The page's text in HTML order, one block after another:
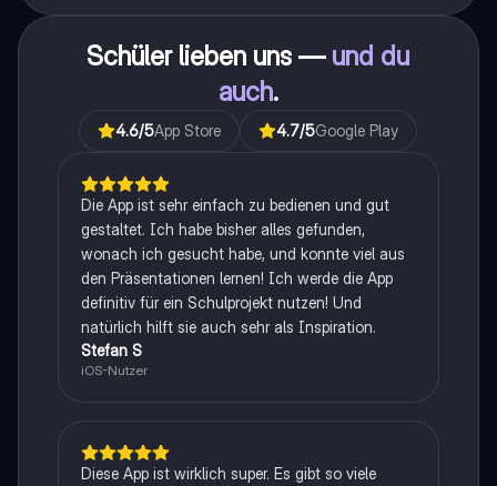
Schüler lieben uns — und du
auch.
4.6/5App Store 4.7/5Google Play
Die App ist sehr einfach zu bedienen und gut
gestaltet. Ich habe bisher alles gefunden,
wonach ich gesucht habe, und konnte viel aus
den Präsentationen lernen! Ich werde die App
definitiv für ein Schulprojekt nutzen! Und
natürlich hilft sie auch sehr als Inspiration.
Stefan S
iOS-Nutzer
Diese App ist wirklich super. Es gibt so viele